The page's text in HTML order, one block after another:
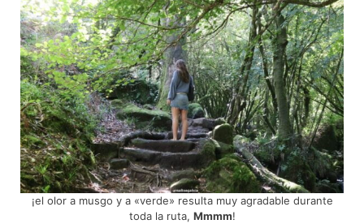
¡el olor a musgo y a «verde» resulta muy agradable durante
toda la ruta, Mmmm!